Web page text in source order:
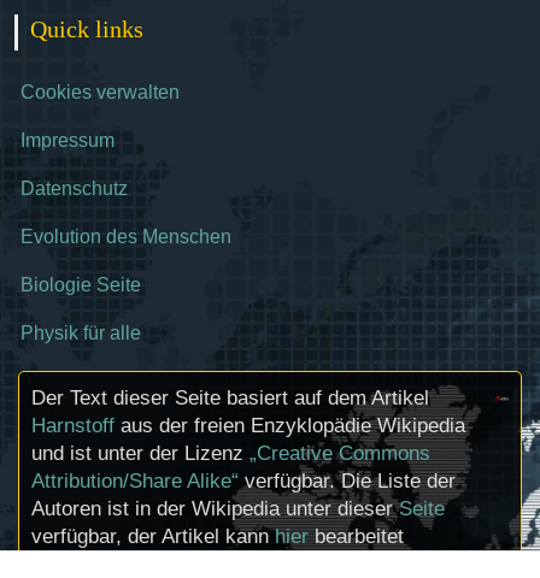
Quick links
Cookies verwalten
Impressum
Datenschutz
Evolution des Menschen
Biologie Seite
Physik für alle
Der Text dieser Seite basiert auf dem Artikel
Harnstoff aus der freien Enzyklopädie Wikipedia
und ist unter der Lizenz „Creative Commons
Attribution/Share Alike“ verfügbar. Die Liste der
Autoren ist in der Wikipedia unter dieserSeite
verfügbar, der Artikel kannhierbearbeitet